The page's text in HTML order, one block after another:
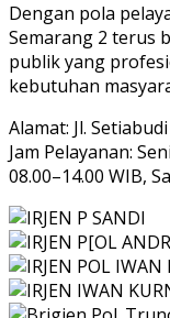
Dengan pola
Semarang 2 terus
publik yang
kebutuhan
Alamat: Jl.
Jam Pelayanan:
08.00–14.00 WIB,